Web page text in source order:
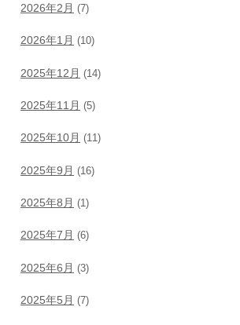
2026年2月 (7)
2026年1月 (10)
2025年12月 (14)
2025年11月 (5)
2025年10月 (11)
2025年9月 (16)
2025年8月 (1)
2025年7月 (6)
2025年6月 (3)
2025年5月 (7)